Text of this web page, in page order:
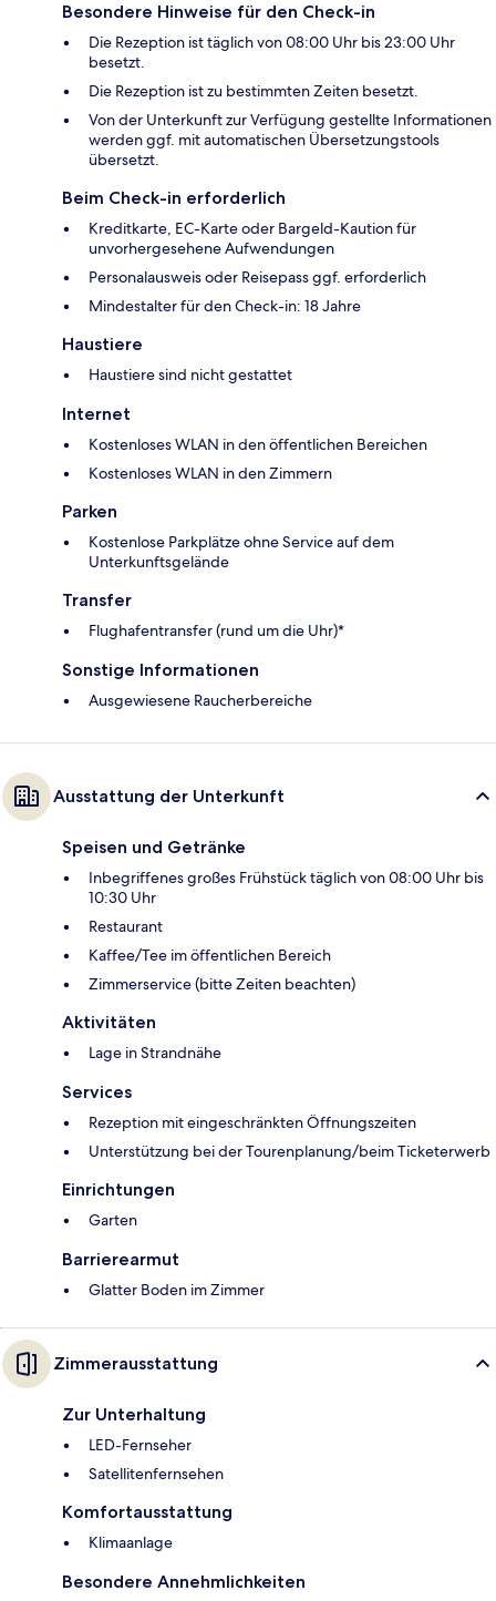
Besondere Hinweise für den Check-in
Die Rezeption ist täglich von 08:00 Uhr bis 23:00 Uhr
besetzt.
Die Rezeption ist zu bestimmten Zeiten besetzt.
Von der Unterkunft zur Verfügung gestellte Informationen
werden ggf. mit automatischen Übersetzungstools
übersetzt.
Beim Check-in erforderlich
Kreditkarte, EC-Karte oder Bargeld-Kaution für
unvorhergesehene Aufwendungen
Personalausweis oder Reisepass ggf. erforderlich
Mindestalter für den Check-in: 18 Jahre
Haustiere
Haustiere sind nicht gestattet
Internet
Kostenloses WLAN in den öffentlichen Bereichen
Kostenloses WLAN in den Zimmern
Parken
Kostenlose Parkplätze ohne Service auf dem
Unterkunftsgelände
Transfer
Flughafentransfer (rund um die Uhr)*
Sonstige Informationen
Ausgewiesene Raucherbereiche
Ausstattung der Unterkunft
Speisen und Getränke
Inbegriffenes großes Frühstück täglich von 08:00 Uhr bis
10:30 Uhr
Restaurant
Kaffee/Tee im öffentlichen Bereich
Zimmerservice (bitte Zeiten beachten)
Aktivitäten
Lage in Strandnähe
Services
Rezeption mit eingeschränkten Öffnungszeiten
Unterstützung bei der Tourenplanung/beim Ticketerwerb
Einrichtungen
Garten
Barrierearmut
Glatter Boden im Zimmer
Zimmerausstattung
Zur Unterhaltung
LED-Fernseher
Satellitenfernsehen
Komfortausstattung
Klimaanlage
Besondere Annehmlichkeiten